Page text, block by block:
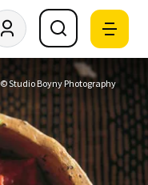
© Studio Boyny Photography